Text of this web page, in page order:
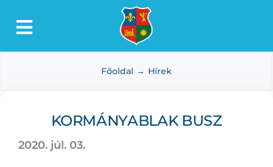
Toggle
Lőkösháza
Dokumentumtár
Média
Főoldal Hírek
KORMÁNYABLAK BUSZ
2020. júl. 03.